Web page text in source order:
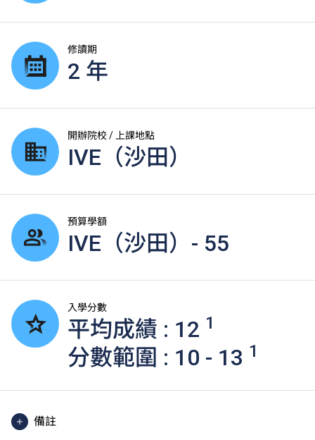
修讀期
2 年
開辦院校 / 上課地點
IVE（沙田）
預算學額
IVE（沙田）- 55
入學分數
平均成績 : 12 1
分數範圍 : 10 - 13 1
備註